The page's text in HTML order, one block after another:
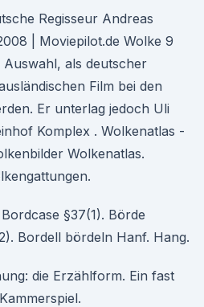
Regisseur Andreas
| Moviepilot.de Wolke 9
als deutscher
Film bei den
Er unterlag jedoch Uli
Komplex . Wolkenatlas -
Wolkenatlas.
§37(1). Börde
Bordell bördeln Hanf. Hang.
die Erzählform. Ein fast